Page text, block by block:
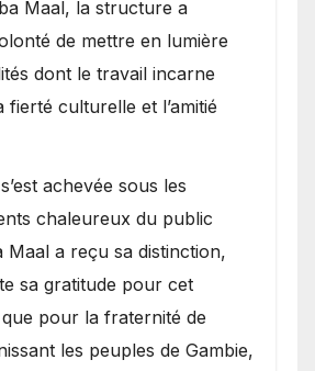
Maal, la structure a
de mettre en lumière
dont le travail incarne
fierté culturelle et l’amitié
achevée sous les
chaleureux du public
Maal a reçu sa distinction,
sa gratitude pour cet
pour la fraternité de
les peuples de Gambie,